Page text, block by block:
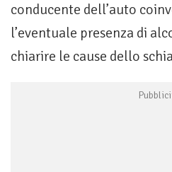
conducente dell’auto
l’eventuale presenza di
chiarire le cause dello